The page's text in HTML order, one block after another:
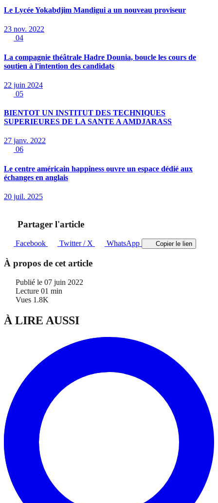
Le Lycée Yokabdjim Mandigui a un nouveau proviseur
23 nov. 2022
04
La compagnie théâtrale Hadre Dounia, boucle les cours de
soutien à l'intention des candidats
22 juin 2024
05
BIENTOT UN INSTITUT DES TECHNIQUES
SUPERIEURES DE LA SANTE A AMDJARASS
27 janv. 2022
06
Le centre américain happiness ouvre un espace dédié aux
échanges en anglais
20 juil. 2025
Partager l'article
Facebook Twitter / X WhatsApp Copier le lien
À propos de cet article
Publié le 07 juin 2022
Lecture 01 min
Vues 1.8K
À LIRE AUSSI